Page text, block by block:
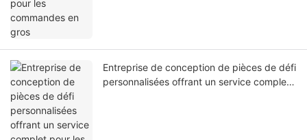
Entreprise de conception de pièces de défi
personnalisées offrant un service complet